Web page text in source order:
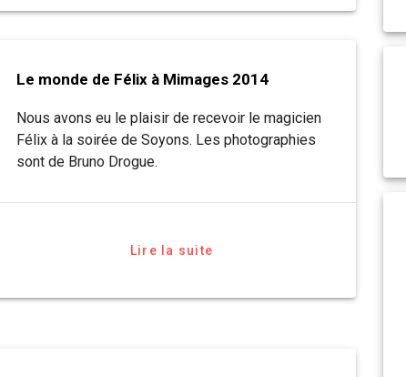
Le monde de Félix à Mimages 2014
Nous avons eu le plaisir de recevoir le magicien
Félix à la soirée de Soyons. Les photographies
sont de Bruno Drogue.
Lire la suite